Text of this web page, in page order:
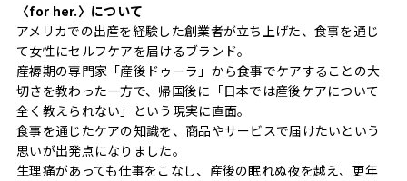
〈for her.〉について
アメリカでの出産を経験した創業者が立ち上げた、食事を通じ
て女性にセルフケアを届けるブランド。
産褥期の専門家「産後ドゥーラ」から食事でケアすることの大
切さを教わった一方で、帰国後に「日本では産後ケアについて
全く教えられない」という現実に直面。
食事を通じたケアの知識を、商品やサービスで届けたいという
思いが出発点になりました。
生理痛があっても仕事をこなし、産後の眠れぬ夜を越え、更年